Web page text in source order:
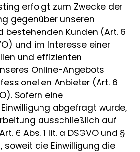
erfolgt zum Zwecke der
gegenüber unseren
bestehenden Kunden (Art. 6
und im Interesse einer
und effizienten
Online-Angebots
Anbieter (Art. 6
Sofern eine
abgefragt wurde,
ausschließlich auf
6 Abs. 1 lit. a DSGVO und §
soweit die Einwilligung die